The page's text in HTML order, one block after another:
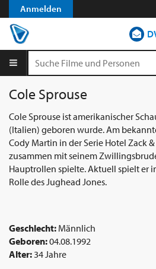
Anmelden
Cole Sprouse
Cole Sprouse ist amerikanischer
(Italien) geboren wurde. Am
Cody Martin in der Serie Hotel Zack
zusammen mit seinem
Hauptrollen spielte. Aktuell spielt er
Rolle des Jughead Jones.
Geschlecht: Männlich
Geboren:04.08.1992
Alter: 34 Jahre